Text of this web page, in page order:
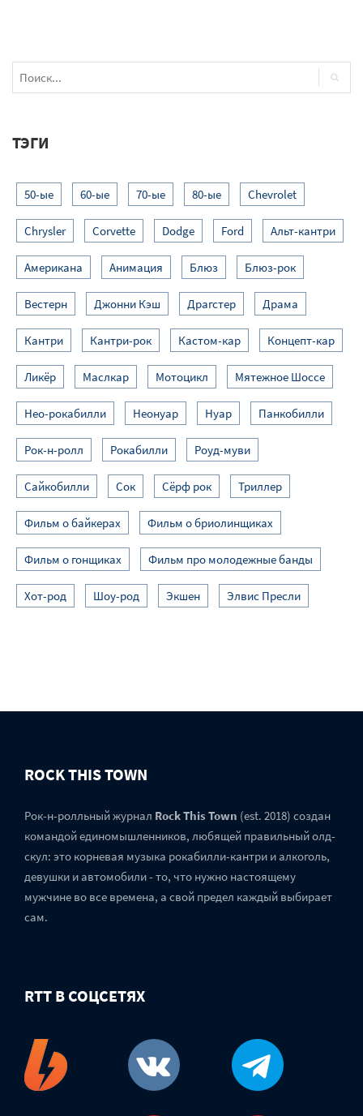
ТЭГИ
50-ые 60-ые 70-ые 80-ые Chevrolet
Chrysler Corvette Dodge Ford Альт-кантри
Американа Анимация Блюз Блюз-рок
Вестерн Джонни Кэш Драгстер Драма
Кантри Кантри-рок Кастом-кар Концепт-кар
Ликёр Маслкар Мотоцикл Мятежное Шоссе
Нео-рокабилли Неонуар Нуар Панкобилли
Рок-н-ролл Рокабилли Роуд-муви
Сайкобилли Сок Сёрф рок Триллер
Фильм о байкерах Фильм о бриолинщиках
Фильм о гонщиках Фильм про молодежные банды
Хот-род Шоу-род Экшен Элвис Пресли
ROCK THIS TOWN
Рок-н-ролльный журнал Rock This Town (est. 2018) создан
командой единомышленников, любящей правильный олд-
скул: это корневая музыка рокабилли-кантри и алкоголь,
девушки и автомобили - то, что нужно настоящему
мужчине во все времена, а свой предел каждый выбирает
сам.
RTT В СОЦСЕТЯХ